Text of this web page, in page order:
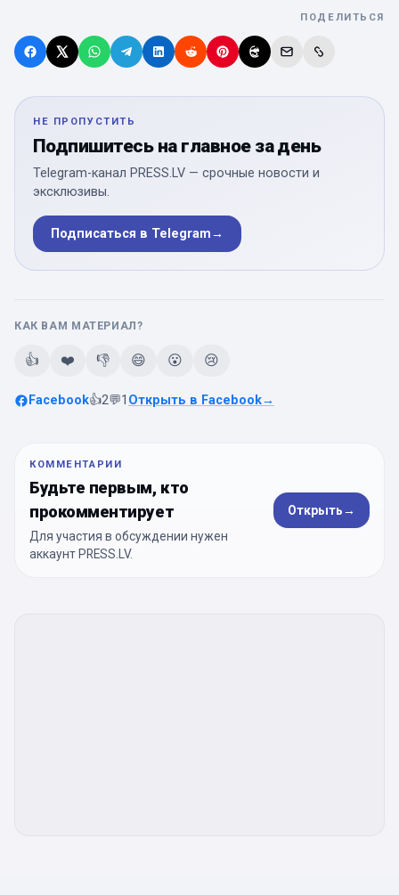
ПОДЕЛИТЬСЯ
НЕ ПРОПУСТИТЬ
Подпишитесь на главное за день
Telegram-канал PRESS.LV — срочные новости и
эксклюзивы.
Подписаться в Telegram→
КАК ВАМ МАТЕРИАЛ?
👍 ❤️ 👎 😄 😮 😢
Facebook👍2💬1 Открыть в Facebook→
КОММЕНТАРИИ
Будьте первым, кто
прокомментирует
Для участия в обсуждении нужен
аккаунт PRESS.LV.
Открыть→